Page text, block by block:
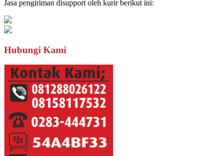
Jasa pengiriman disupport oleh kurir berikut ini:
Hubungi Kami